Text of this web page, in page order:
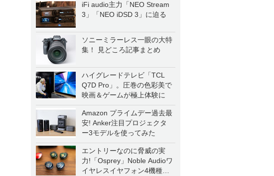
iFi audio主力「NEO Stream
3」「NEO iDSD 3」に迫る
ソニーミラーレス一眼の大特
集！ 見どころ記事まとめ
ハイグレードテレビ「TCL
Q7D Pro」。圧巻の色彩美で
映画＆ゲームが極上体験に
Amazon プライムデー過去最
安! Anker注目プロジェクタ
ー3モデルを使ってみた
エントリーなのに脅威の実
力!「Osprey」Noble Audioワ
イヤレスイヤフォン4機種を